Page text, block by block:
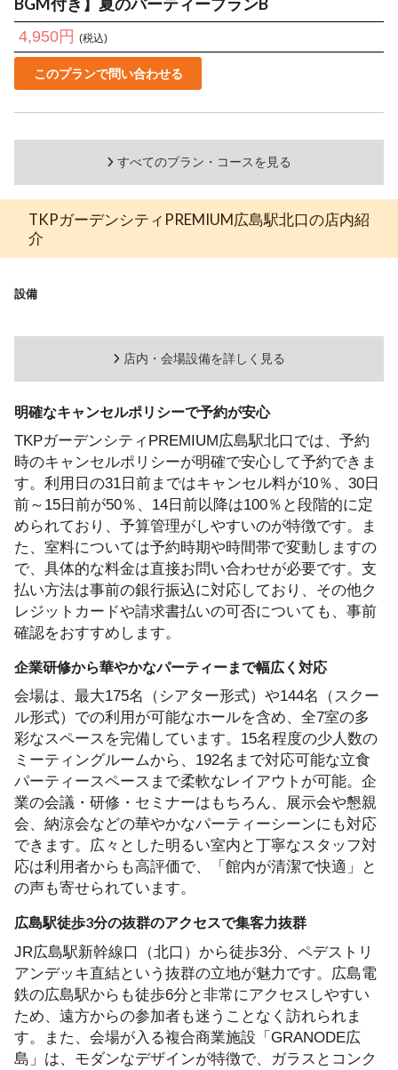
4,950円 (税込)
このプランで問い合わせる
すべてのプラン・コースを見る
TKPガーデンシティPREMIUM広島駅北口の店内紹
介
設備
店内・会場設備を詳しく見る
明確なキャンセルポリシーで予約が安心
TKPガーデンシティPREMIUM広島駅北口では、予約
時のキャンセルポリシーが明確で安心して予約できま
す。利用日の31日前まではキャンセル料が10％、30日
前～15日前が50％、14日前以降は100％と段階的に定
められており、予算管理がしやすいのが特徴です。ま
た、室料については予約時期や時間帯で変動しますの
で、具体的な料金は直接お問い合わせが必要です。支
払い方法は事前の銀行振込に対応しており、その他ク
レジットカードや請求書払いの可否についても、事前
確認をおすすめします。
企業研修から華やかなパーティーまで幅広く対応
会場は、最大175名（シアター形式）や144名（スクー
ル形式）での利用が可能なホールを含め、全7室の多
彩なスペースを完備しています。15名程度の少人数の
ミーティングルームから、192名まで対応可能な立食
パーティースペースまで柔軟なレイアウトが可能。企
業の会議・研修・セミナーはもちろん、展示会や懇親
会、納涼会などの華やかなパーティーシーンにも対応
できます。広々とした明るい室内と丁寧なスタッフ対
応は利用者からも高評価で、「館内が清潔で快適」と
の声も寄せられています。
広島駅徒歩3分の抜群のアクセスで集客力抜群
JR広島駅新幹線口（北口）から徒歩3分、ペデストリ
アンデッキ直結という抜群の立地が魅力です。広島電
鉄の広島駅からも徒歩6分と非常にアクセスしやすい
ため、遠方からの参加者も迷うことなく訪れられま
す。また、会場が入る複合商業施設「GRANODE広
島」は、モダンなデザインが特徴で、ガラスとコンク